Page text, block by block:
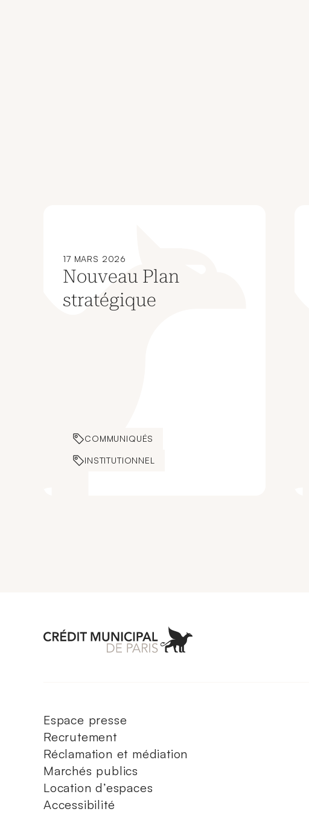
17 MARS 2026
Nouveau Plan
stratégique
COMMUNIQUÉS
INSTITUTIONNEL
Aller à l'accueil de Crédit
Espace presse
Recrutement
Réclamation et médiation
Marchés publics
Location d’espaces
Accessibilité